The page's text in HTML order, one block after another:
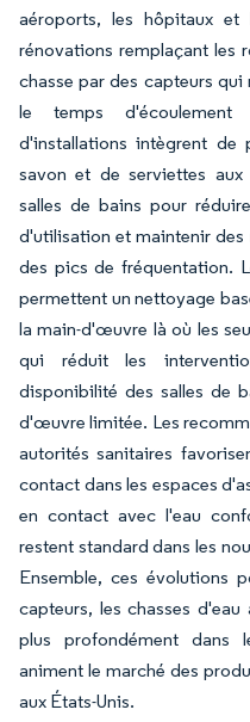
aéroports, les hôpitaux
rénovations remplaçant les
chasse par des capteurs
le temps
d'installations intègrent de
savon et de serviettes aux
salles de bains pour
d'utilisation et maintenir des
des pics de fréquentation.
permettent un nettoyage
la main-d'œuvre là où les
qui réduit les
disponibilité des salles de
d'œuvre limitée. Les
autorités sanitaires
contact dans les espaces
en contact avec l'eau
restent standard dans les
Ensemble, ces évolutions
capteurs, les chasses
plus profondément dans
animent le marché des
aux États-Unis.